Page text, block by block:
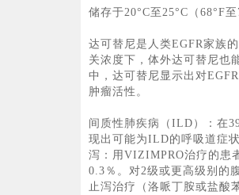
储存于20°C至25°C（68°F
达可替尼是人类EGFR家族
关浓度下，体外达可替尼也
中，达可替尼显示出对
肿瘤活性。
间质性肺疾病（ILD）：在
现出可能为ILD的呼吸道症
泻：用VIZIMPRO治疗的患
0.3％。对2级或更高级别的
止泻治疗（洛哌丁胺或盐酸